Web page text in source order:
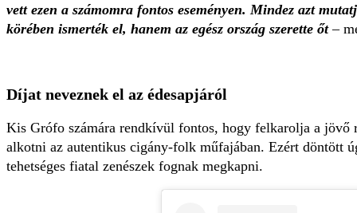
vett ezen a számomra fontos eseményen. Mindez azt
körében ismerték el, hanem az egész ország szerette őt–
Díjat neveznek el az édesapjáról
Kis Grófo számára rendkívül fontos, hogy felkarolja a jövő
alkotni az autentikus cigány-folk műfajában. Ezért döntött
tehetséges fiatal zenészek fognak megkapni.